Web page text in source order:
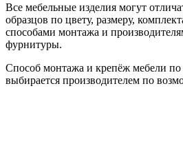
Все мебельные изделия могут
образцов по цвету, размеру,
способами монтажа и
фурнитуры.
Способ монтажа и крепёж мебели по
выбирается производителем по